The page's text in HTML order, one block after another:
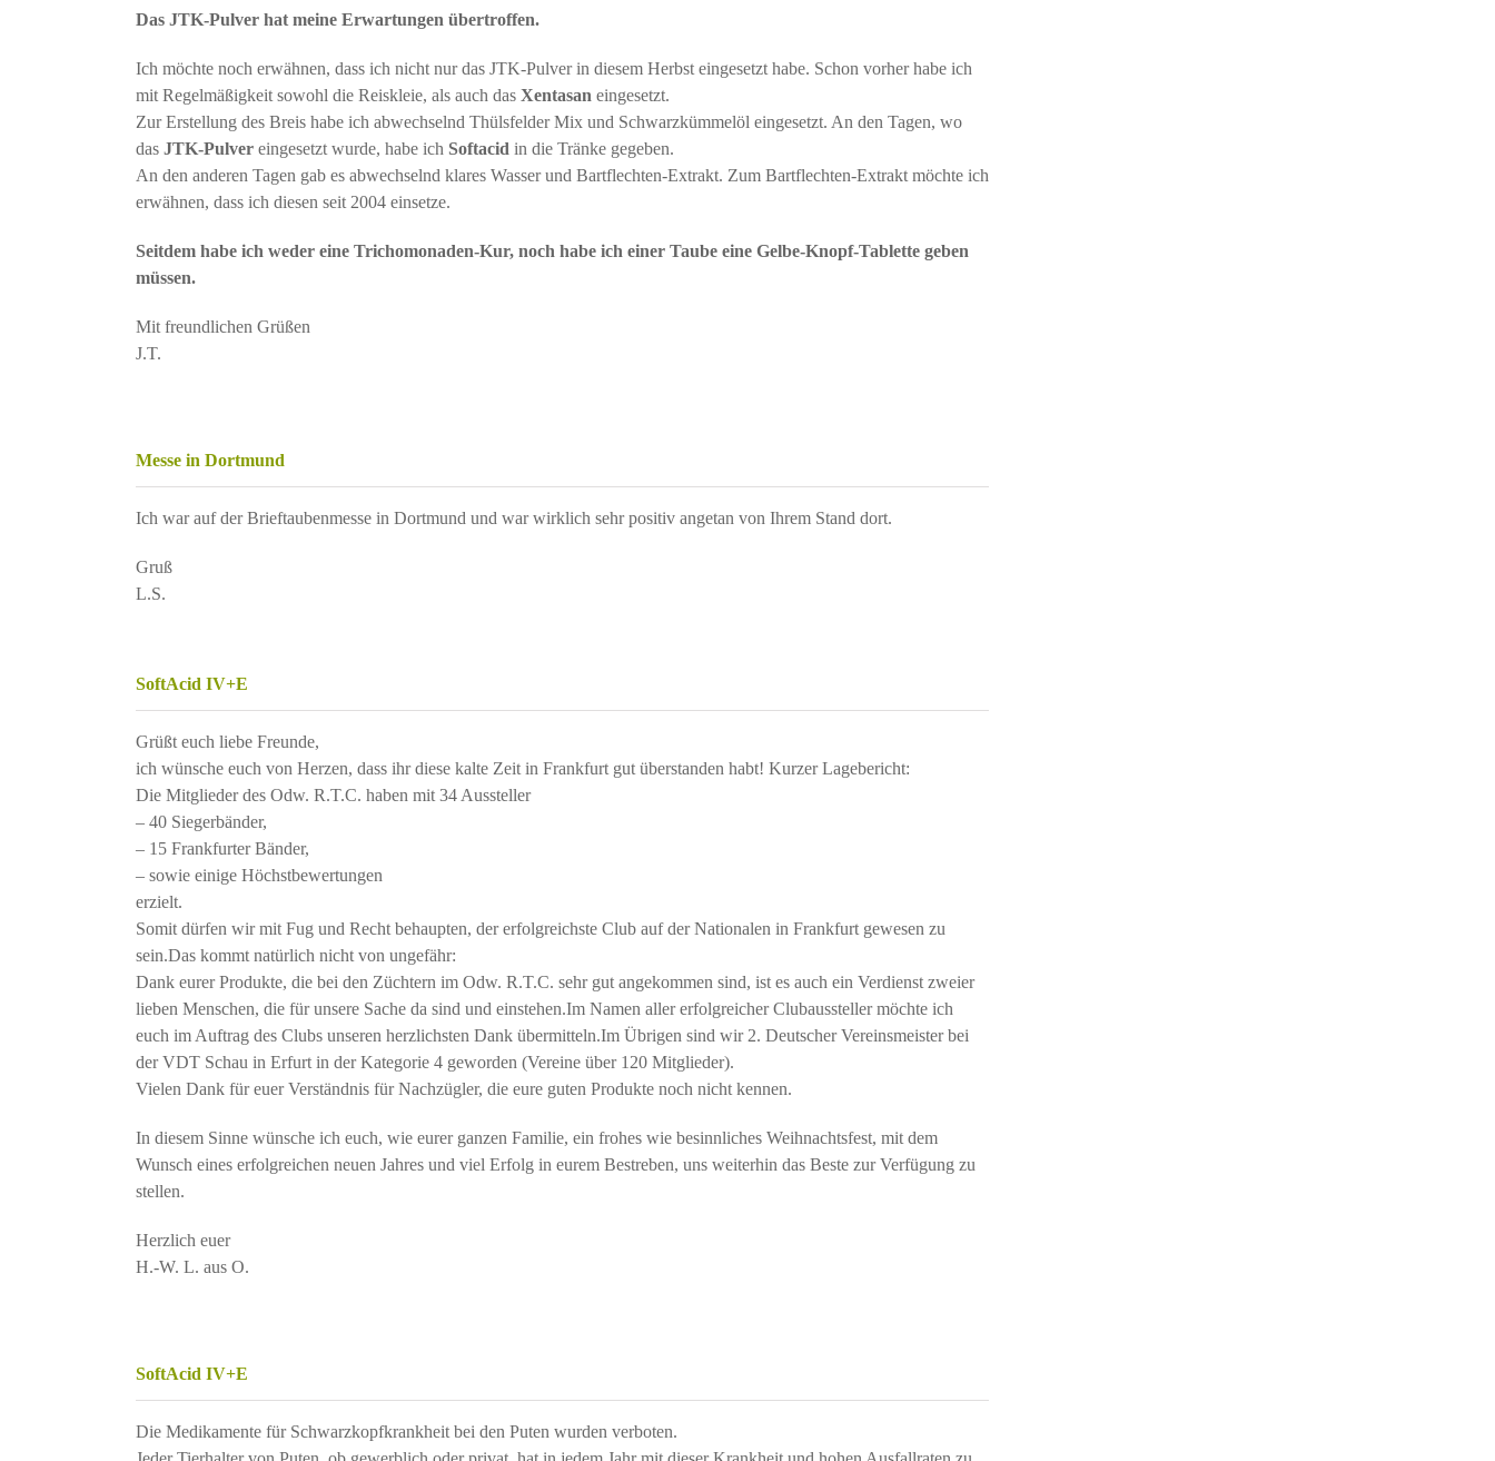
Das JTK-Pulver hat meine Erwartungen übertroffen.
Ich möchte noch erwähnen, dass ich nicht nur das JTK-Pulver in diesem Herbst eingesetzt habe. Schon vorher habe ich
mit Regelmäßigkeit sowohl die Reiskleie, als auch das Xentasan eingesetzt.
Zur Erstellung des Breis habe ich abwechselnd Thülsfelder Mix und Schwarzkümmelöl eingesetzt. An den Tagen, wo
das JTK-Pulver eingesetzt wurde, habe ich Softacid in die Tränke gegeben.
An den anderen Tagen gab es abwechselnd klares Wasser und Bartflechten-Extrakt. Zum Bartflechten-Extrakt möchte ich
erwähnen, dass ich diesen seit 2004 einsetze.
Seitdem habe ich weder eine Trichomonaden-Kur, noch habe ich einer Taube eine Gelbe-Knopf-Tablette geben
müssen.
Mit freundlichen Grüßen
J.T.
Messe in Dortmund
Ich war auf der Brieftaubenmesse in Dortmund und war wirklich sehr positiv angetan von Ihrem Stand dort.
Gruß
L.S.
SoftAcid IV+E
Grüßt euch liebe Freunde,
ich wünsche euch von Herzen, dass ihr diese kalte Zeit in Frankfurt gut überstanden habt! Kurzer Lagebericht:
Die Mitglieder des Odw. R.T.C. haben mit 34 Aussteller
– 40 Siegerbänder,
– 15 Frankfurter Bänder,
– sowie einige Höchstbewertungen
erzielt.
Somit dürfen wir mit Fug und Recht behaupten, der erfolgreichste Club auf der Nationalen in Frankfurt gewesen zu
sein.Das kommt natürlich nicht von ungefähr:
Dank eurer Produkte, die bei den Züchtern im Odw. R.T.C. sehr gut angekommen sind, ist es auch ein Verdienst zweier
lieben Menschen, die für unsere Sache da sind und einstehen.Im Namen aller erfolgreicher Clubaussteller möchte ich
euch im Auftrag des Clubs unseren herzlichsten Dank übermitteln.Im Übrigen sind wir 2. Deutscher Vereinsmeister bei
der VDT Schau in Erfurt in der Kategorie 4 geworden (Vereine über 120 Mitglieder).
Vielen Dank für euer Verständnis für Nachzügler, die eure guten Produkte noch nicht kennen.
In diesem Sinne wünsche ich euch, wie eurer ganzen Familie, ein frohes wie besinnliches Weihnachtsfest, mit dem
Wunsch eines erfolgreichen neuen Jahres und viel Erfolg in eurem Bestreben, uns weiterhin das Beste zur Verfügung zu
stellen.
Herzlich euer
H.-W. L. aus O.
SoftAcid IV+E
Die Medikamente für Schwarzkopfkrankheit bei den Puten wurden verboten.